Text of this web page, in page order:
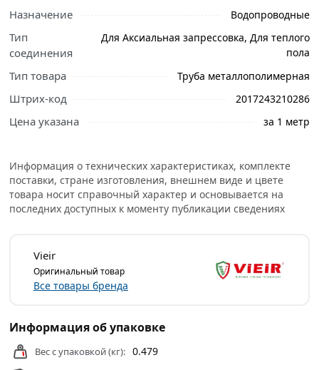
описанием и отзывами о товаре, чтобы сделать
правильный выбор и заказать онлайн. Наши
свяжутся с Вами для согласования условий доставки
Условия доставки и цены на товар Труба из сшитого
полиэтилена VER-PRO 32х4.7 мм из категорииТрубы из
сшитого полиэтилена действительны в Москве и
Назначение Водопроводные
Тип
соединения
Для Аксиальная запрессовка, Для теплого
пола
Тип товара Труба металлополимерная
Штрих-код 2017243210286
Цена указана за 1 метр
Информация о технических характеристиках, комплекте
поставки, стране изготовления, внешнем виде и цвете
товара носит справочный характер и основывается на
последних доступных к моменту публикации сведениях
Vieir
Оригинальный товар
Все товары бренда
Информация об упаковке
Вес с упаковкой (кг): 0.479